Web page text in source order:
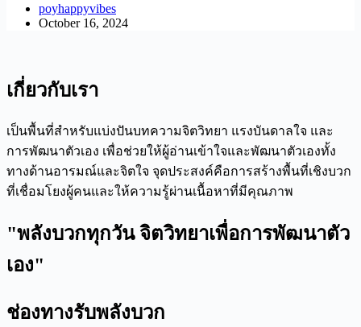
poyhappyvibes
October 16, 2024
เกี่ยวกับเรา
เป็นพื้นที่สำหรับแบ่งปันบทความจิตวิทยา แรงบันดาลใจ และ
การพัฒนาตัวเอง เพื่อช่วยให้ผู้อ่านเข้าใจและพัฒนาตัวเองทั้ง
ทางด้านอารมณ์และจิตใจ จุดประสงค์คือการสร้างพื้นที่เชิงบวก
ที่เชื่อมโยงผู้คนและให้ความรู้ผ่านเนื้อหาที่มีคุณภาพ
"พลังบวกทุกวัน จิตวิทยาเพื่อการพัฒนาตัว
เอง"
ช่องทางรับพลังบวก